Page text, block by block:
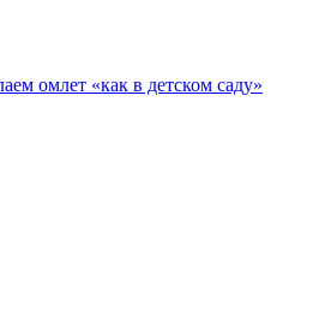
омлет «как в детском саду»